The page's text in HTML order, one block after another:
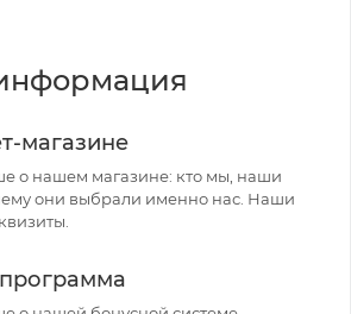
магазине
о нашем магазине: кто мы, наши
они выбрали именно нас. Наши